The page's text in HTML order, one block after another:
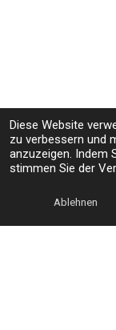
Diese Website
zu verbessern und
anzuzeigen. Indem
stimmen Sie der
Ablehnen
E-Mail